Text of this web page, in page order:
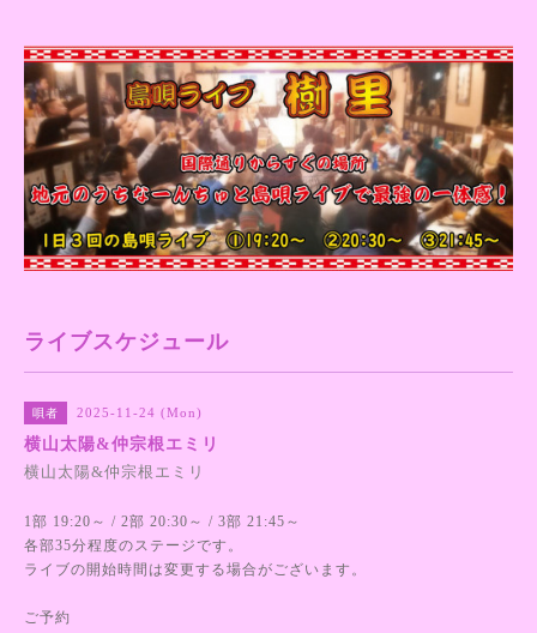
ライブスケジュール
唄者 2025-11-24 (Mon)
横山太陽&仲宗根エミリ
横山太陽&仲宗根エミリ
1部 19:20～ / 2部 20:30～ / 3部 21:45～
各部35分程度のステージです。
ライブの開始時間は変更する場合がございます。
ご予約